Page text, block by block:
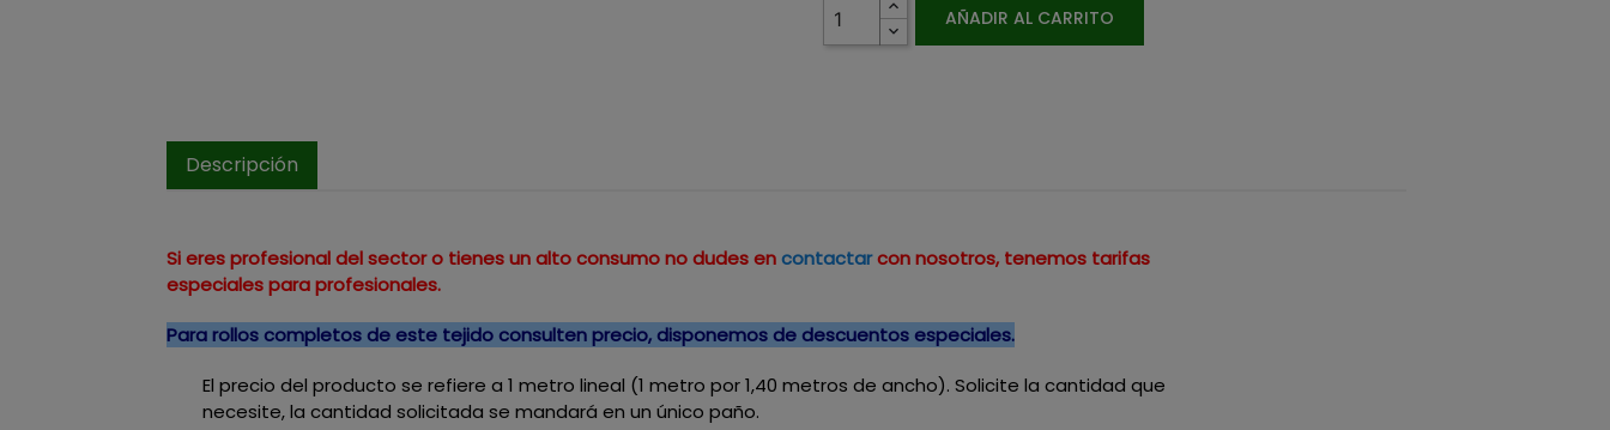
AÑADIR AL CARRITO
Descripción
Si eres profesional del sector o tienes un alto consumo no dudes encontactarcon nosotros, tenemos tarifas
especiales para profesionales.
Para rollos completos de este tejido consulten precio, disponemos de descuentos especiales.
El precio del producto se refiere a 1 metro lineal (1 metro por 1,40 metros de ancho). Solicite la cantidad que
necesite, la cantidad solicitada se mandará en un único paño.